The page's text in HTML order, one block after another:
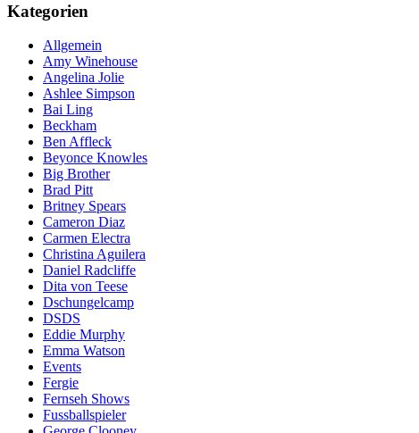
Kategorien
Allgemein
Amy Winehouse
Angelina Jolie
Ashlee Simpson
Bai Ling
Beckham
Ben Affleck
Beyonce Knowles
Big Brother
Brad Pitt
Britney Spears
Cameron Diaz
Carmen Electra
Christina Aguilera
Daniel Radcliffe
Dita von Teese
Dschungelcamp
DSDS
Eddie Murphy
Emma Watson
Events
Fergie
Fernseh Shows
Fussballspieler